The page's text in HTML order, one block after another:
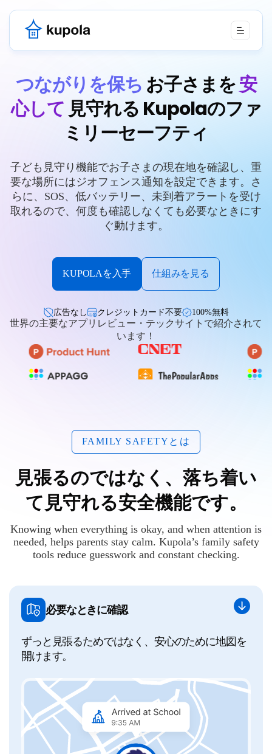
つながりを保ち お子さまを安
心して見守れる Kupolaのファ
ミリーセーフティ
子ども見守り機能でお子さまの現在地を確認し、重
要な場所にはジオフェンス通知を設定できます。さ
らに、SOS、低バッテリー、未到着アラートを受け
取れるので、何度も確認しなくても必要なときにす
ぐ動けます。
KUPOLAを入手 仕組みを見る
広告なし クレジットカード不要 100%無料
世界の主要なアプリレビュー・テックサイトで紹介されて
います！
FAMILY SAFETYとは
見張るのではなく、落ち着い
て見守れる安全機能です。
Knowing when everything is okay, and when attention is
needed, helps parents stay calm. Kupola’s family safety
tools reduce guesswork and constant checking.
必要なときに確認
ずっと見張るためではなく、安心のために地図を
開けます。